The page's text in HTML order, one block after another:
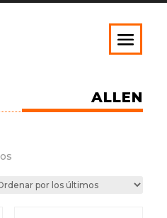
ALLEN
Ordenado